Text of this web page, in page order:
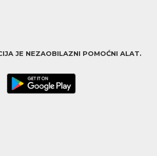
JE NEZAOBILAZNI POMOĆNI ALAT.